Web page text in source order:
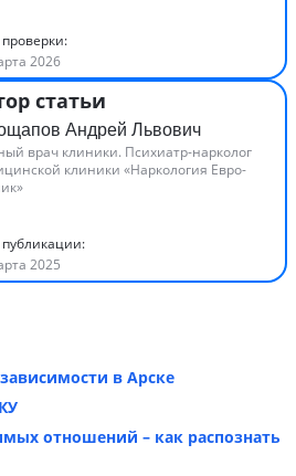
2026
статьи
Андрей Львович
врач клиники. Психиатр-нарколог
клиники «Наркология Евро-
2025
в Арске
отношений – как распознать